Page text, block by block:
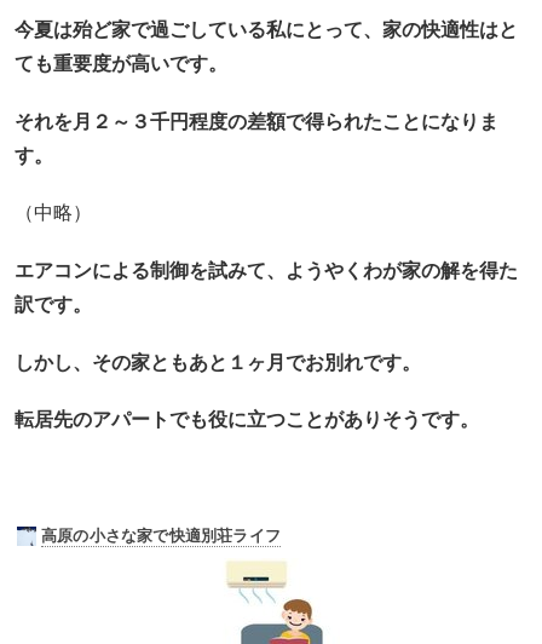
今夏は殆ど家で過ごしている私にとって、家の快適性はと
ても重要度が高いです。
それを月２～３千円程度の差額で得られたことになりま
す。
（中略）
エアコンによる制御を試みて、ようやくわが家の解を得た
訳です。
しかし、その家ともあと１ヶ月でお別れです。
転居先のアパートでも役に立つことがありそうです。